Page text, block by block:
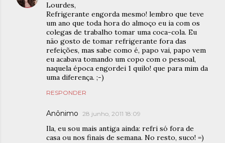
Lourdes,
Refrigerante engorda mesmo! lembro que teve
um ano que toda hora do almoço eu ia com os
colegas de trabalho tomar uma coca-cola. Eu
não gosto de tomar refrigerante fora das
refeições, mas sabe como é, papo vai, papo vem
eu acabava tomando um copo com o pessoal,
naquela época engordei 1 quilo! que para mim da
uma diferença. ;-)
RESPONDER
Anônimo 28 junho, 2011 18:09
Ila, eu sou mais antiga ainda: refri só fora de
casa ou nos finais de semana. No resto, suco! =)